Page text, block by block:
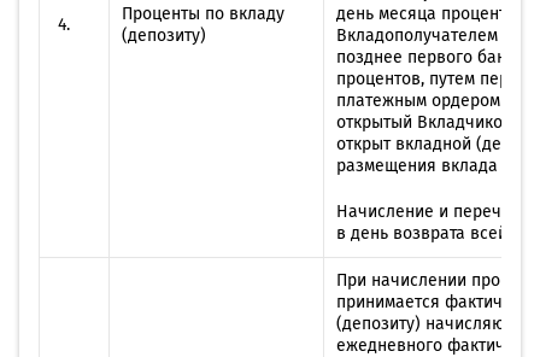
4.
Проценты по вкладу
(депозиту)
день месяца проценты
Вкладополучателем
позднее первого
процентов, путем
платежным ордером
открытый Вкладчиком в
открыт вкладной
размещения вклада
Начисление и
в день возврата всей
При начислении
принимается
(депозиту)
ежедневного